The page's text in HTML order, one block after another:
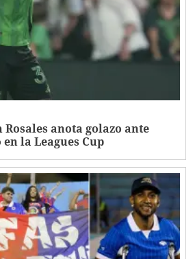
Rosales anota golazo ante
la Leagues Cup